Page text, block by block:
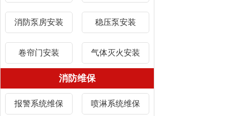
消防泵房安装 稳压泵安装
卷帘门安装 气体灭火安装
消防维保
报警系统维保 喷淋系统维保